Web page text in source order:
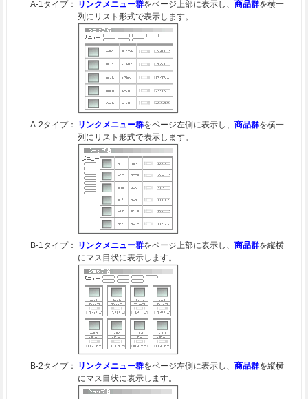
A-1タイプ： リンクメニュー群をページ上部に表示し、 商品群を横一
列にリスト形式で表示します。
A-2タイプ： リンクメニュー群をページ左側に表示し、 商品群を横一
列にリスト形式で表示します。
B-1タイプ： リンクメニュー群をページ上部に表示し、 商品群を縦横
にマス目状に表示します。
B-2タイプ： リンクメニュー群をページ左側に表示し、 商品群を縦横
にマス目状に表示します。